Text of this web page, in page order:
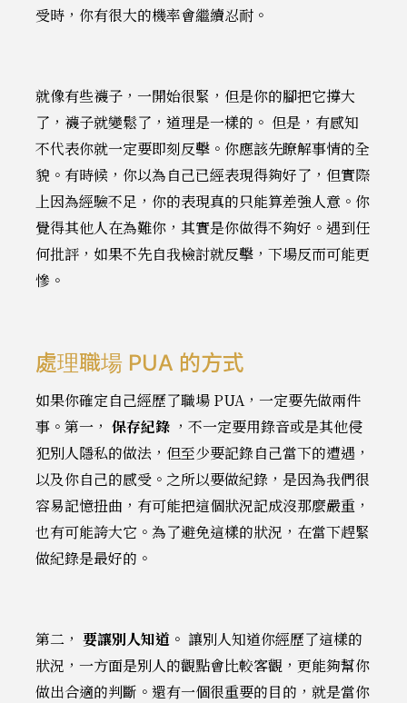
受時，你有很大的機率會繼續忍耐。
就像有些襪子，一開始很緊，但是你的腳把它撐大
了，襪子就變鬆了，道理是一樣的。 但是，有感知
不代表你就一定要即刻反擊。你應該先瞭解事情的全
貌。有時候，你以為自己已經表現得夠好了，但實際
上因為經驗不足，你的表現真的只能算差強人意。你
覺得其他人在為難你，其實是你做得不夠好。遇到任
何批評，如果不先自我檢討就反擊，下場反而可能更
慘。
處理職場 PUA 的方式
如果你確定自己經歷了職場 PUA，一定要先做兩件
事。第一， 保存紀錄，不一定要用錄音或是其他侵
犯別人隱私的做法，但至少要記錄自己當下的遭遇，
以及你自己的感受。之所以要做紀錄，是因為我們很
容易記憶扭曲，有可能把這個狀況記成沒那麼嚴重，
也有可能誇大它。為了避免這樣的狀況，在當下趕緊
做紀錄是最好的。
第二， 要讓別人知道。 讓別人知道你經歷了這樣的
狀況，一方面是別人的觀點會比較客觀，更能夠幫你
做出合適的判斷。還有一個很重要的目的，就是當你